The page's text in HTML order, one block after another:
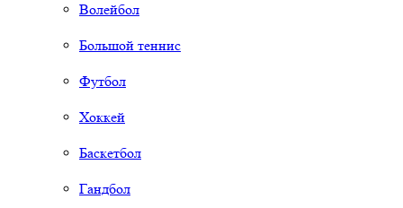
Волейбол
Большой теннис
Футбол
Хоккей
Баскетбол
Гандбол